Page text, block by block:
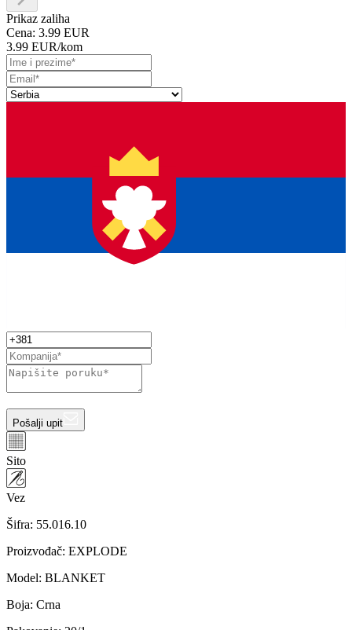
Prikaz zaliha
Cena: 3.99 EUR
3.99 EUR/kom
Pošalji upit
Sito
Vez
Šifra: 55.016.10
Proizvođač: EXPLODE
Model: BLANKET
Boja: Crna